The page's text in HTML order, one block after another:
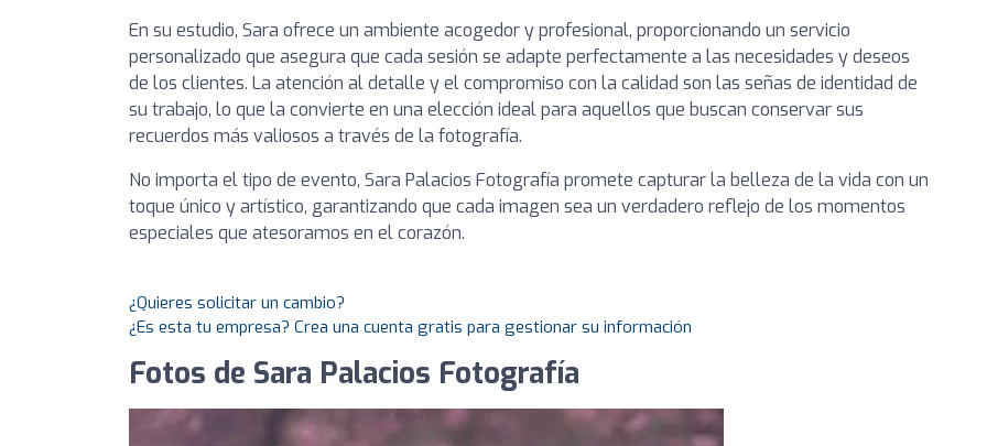
En su estudio, Sara ofrece un ambiente acogedor y profesional, proporcionando un servicio
personalizado que asegura que cada sesión se adapte perfectamente a las necesidades y deseos
de los clientes. La atención al detalle y el compromiso con la calidad son las señas de identidad de
su trabajo, lo que la convierte en una elección ideal para aquellos que buscan conservar sus
recuerdos más valiosos a través de la fotografía.
No importa el tipo de evento, Sara Palacios Fotografía promete capturar la belleza de la vida con un
toque único y artístico, garantizando que cada imagen sea un verdadero reflejo de los momentos
especiales que atesoramos en el corazón.
¿Quieres solicitar un cambio?
¿Es esta tu empresa? Crea una cuenta gratis para gestionar su información
Fotos de Sara Palacios Fotografía